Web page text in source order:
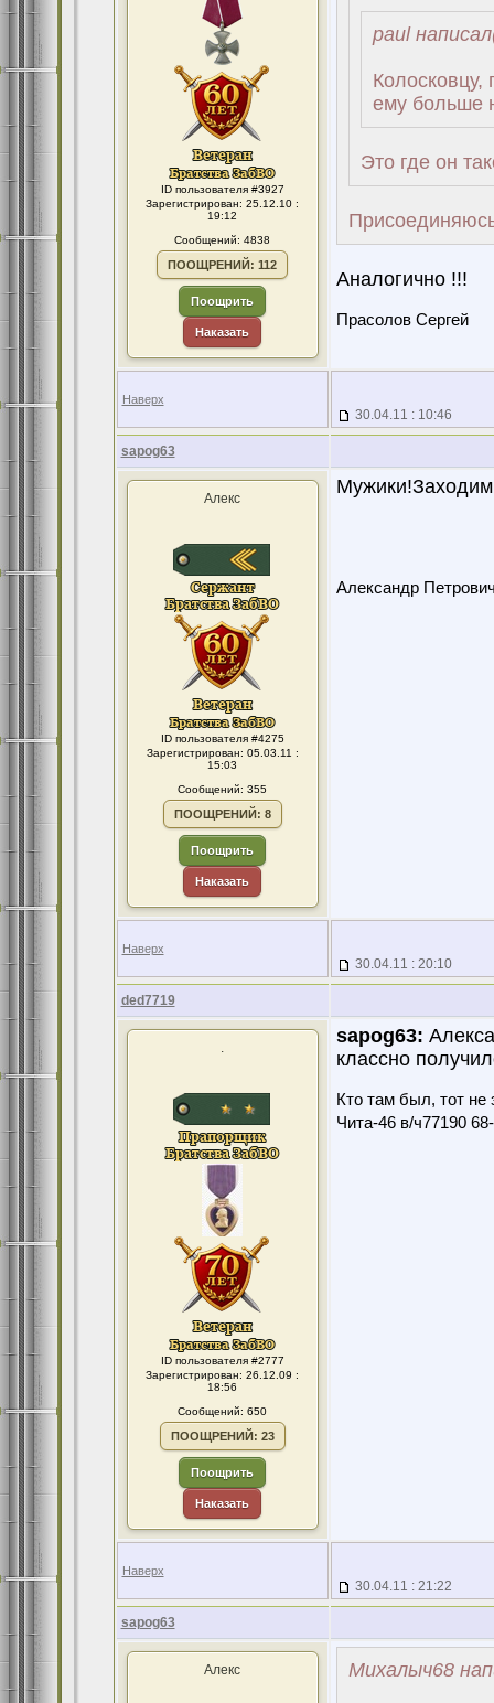
ID пользователя #3927
Зарегистрирован: 25.12.10 :
19:12
Сообщений: 4838
ПООЩРЕНИЙ: 112
Поощрить
Наказать
paul
Колосковцу,
ему больше
Это где он
Аналогично !!!
Прасолов Сергей
Наверх
30.04.11 : 10:46
sapog63
Алекс
ID пользователя #4275
Зарегистрирован: 05.03.11 :
15:03
Сообщений: 355
ПООЩРЕНИЙ: 8
Поощрить
Наказать
Александр
Наверх
30.04.11 : 20:10
ded7719
.
ID пользователя #2777
Зарегистрирован: 26.12.09 :
18:56
Сообщений: 650
ПООЩРЕНИЙ: 23
Поощрить
Наказать
sapog63:
классно
Кто там был, тот не
Чита-46 в/ч77190 68-
Наверх
30.04.11 : 21:22
sapog63
Алекс Михалыч68